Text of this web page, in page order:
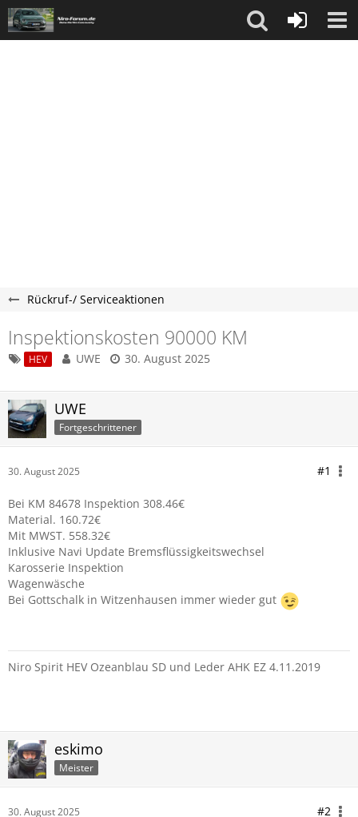
Rückruf-/ Serviceaktionen
Inspektionskosten 90000 KM
HEV UWE 30. August 2025
UWE
Fortgeschrittener
30. August 2025 #1
Bei KM 84678 Inspektion 308.46€
Material. 160.72€
Mit MWST. 558.32€
Inklusive Navi Update Bremsflüssigkeitswechsel
Karosserie Inspektion
Wagenwäsche
Bei Gottschalk in Witzenhausen immer wieder gut
Niro Spirit HEV Ozeanblau SD und Leder AHK EZ 4.11.2019
eskimo
Meister
30. August 2025 #2